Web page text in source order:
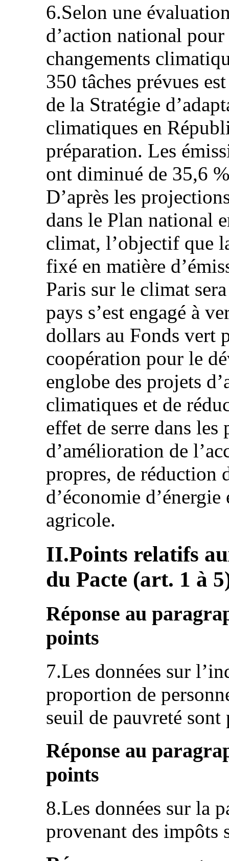
6.Selon une
d’action national
changements
350 tâches prévues
de la Stratégie
climatiques en
préparation. Les
ont diminué de 35,6
D’après les
dans le Plan national
climat, l’objectif que
fixé en matière
Paris sur le climat
pays s’est engagé à
dollars au Fonds vert
coopération pour le
englobe des projets
climatiques et de
effet de serre dans les
d’amélioration de
propres, de réduction
d’économie
agricole.
II.Points relatifs
du Pacte (art. 1 à
Réponse au
points
7.Les données sur
proportion de
seuil de pauvreté sont
Réponse au
points
8.Les données sur la
provenant des impôts